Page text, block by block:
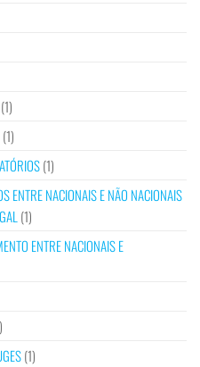
(1)
(1)
(1)
ENTRE NACIONAIS E NÃO NACIONAIS
(1)
ENTRE NACIONAIS E
(1)